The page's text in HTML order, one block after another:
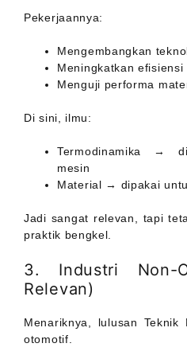
Pekerjaannya:
Mengembangkan
Meningkatkan
Menguji performa
Di sini, ilmu:
Termodinamika →
mesin
Material → dipakai
Jadi sangat relevan, tapi
praktik bengkel.
3. Industri Non-
Relevan)
Menariknya, lulusan
otomotif.